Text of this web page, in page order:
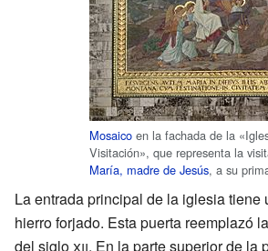
Mosaico en la fachada de la
Visitación», que representa la
María, madre de Jesús, a su
La entrada principal de la iglesia tiene
hierro forjado. Esta puerta reemplazó
del sigloxii. En la parte superior de la